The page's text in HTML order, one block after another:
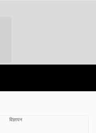
विज्ञापन